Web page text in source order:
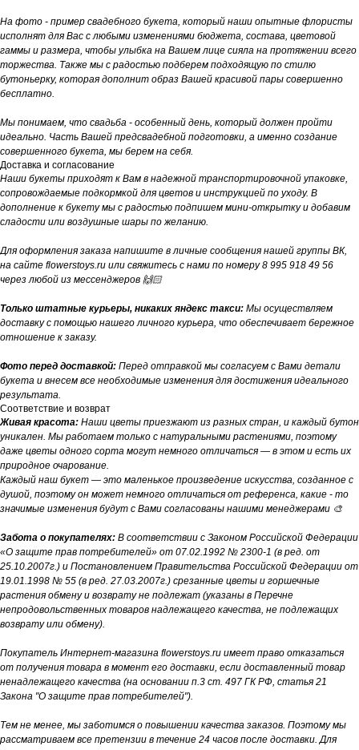
На фото - пример свадебного букета, который наши опытные флористы
исполнят для Вас с любыми изменениями бюджета, состава, цветовой
гаммы и размера, чтобы улыбка на Вашем лице сияла на протяжении всего
торжества. Также мы с радостью подберем подходящую по стилю
бутоньерку, которая дополнит образ Вашей красивой пары совершенно
бесплатно.
Мы понимаем, что свадьба - особенный день, который должен пройти
идеально. Часть Вашей предсвадебной подготовки, а именно создание
совершенного букета, мы берем на себя.
Доставка и согласование
Наши букеты приходят к Вам в надежной транспортировочной упаковке,
сопровождаемые подкормкой для цветов и инструкцией по уходу. В
дополнение к букету мы с радостью подпишем мини-открытку и добавим
сладости или воздушные шары по желанию.
Для оформления заказа напишите в личные сообщения нашей группы ВК,
на сайте flowerstoys.ru или свяжитесь с нами по номеру 8 995 918 49 56
через любой из мессенджеров 🙌🏻
Только штатные курьеры, никаких яндекс такси: Мы осуществляем
доставку с помощью нашего личного курьера, что обеспечивает бережное
отношение к заказу.
Фото перед доставкой: Перед отправкой мы согласуем с Вами детали
букета и внесем все необходимые изменения для достижения идеального
результата.
Соответствие и возврат
Живая красота: Наши цветы приезжают из разных стран, и каждый бутон
уникален. Мы работаем только с натуральными растениями, поэтому
даже цветы одного сорта могут немного отличаться — в этом и есть их
природное очарование.
Каждый наш букет — это маленькое произведение искусства, созданное с
душой, поэтому он может немного отличаться от референса, какие - то
значимые изменения будут с Вами согласованы нашими менеджерами 🎨
Забота о покупателях: В соответствии с Законом Российской Федерации
«О защите прав потребителей» от 07.02.1992 № 2300-1 (в ред. от
25.10.2007г.) и Постановлением Правительства Российской Федерации от
19.01.1998 № 55 (в ред. 27.03.2007г.) срезанные цветы и горшечные
растения обмену и возврату не подлежат (указаны в Перечне
непродовольственных товаров надлежащего качества, не подлежащих
возврату или обмену).
Покупатель Интернет-магазина flowerstoys.ru имеет право отказаться
от получения товара в момент его доставки, если доставленный товар
ненадлежащего качества (на основании п.3 ст. 497 ГК РФ, статья 21
Закона "О защите прав потребителей").
Тем не менее, мы заботимся о повышении качества заказов. Поэтому мы
рассматриваем все претензии в течение 24 часов после доставки. Для